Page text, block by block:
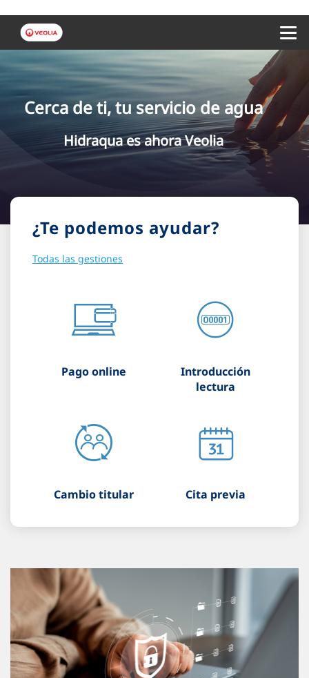
Cerca de ti, tu servicio de agua
Hidraqua es ahora Veolia
¿Te podemos ayudar?
Todas las gestiones
Pago online
Introducción
lectura
Cambio titular Cita previa